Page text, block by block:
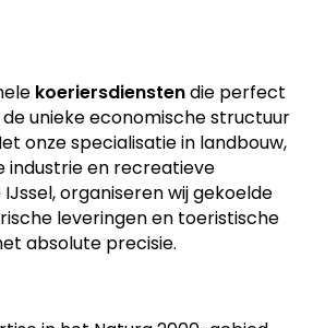
koeriersdienstendie perfect
unieke economische structuur
onze specialisatie in landbouw,
industrie en recreatieve
organiseren wij gekoelde
leveringen en toeristische
absolute precisie.